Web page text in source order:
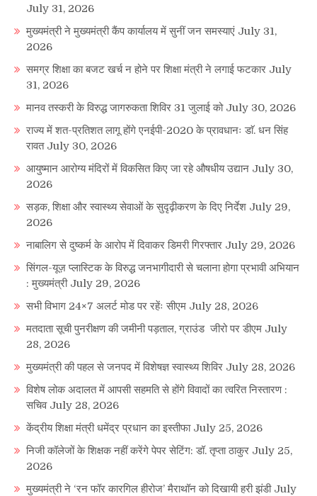
July 31, 2026
मुख्यमंत्री ने मुख्यमंत्री कैंप कार्यालय में सुनीं जन समस्याएं July 31,
2026
समग्र शिक्षा का बजट खर्च न होने पर शिक्षा मंत्री ने लगाई फटकार July
31, 2026
मानव तस्करी के विरुद्ध जागरुकता शिविर 31 जुलाई को July 30, 2026
राज्य में शत-प्रतिशत लागू होंगे एनईपी-2020 के प्रावधानः डाॅ. धन सिंह
रावत July 30, 2026
आयुष्मान आरोग्य मंदिरों में विकसित किए जा रहे औषधीय उद्यान July 30,
2026
सड़क, शिक्षा और स्वास्थ्य सेवाओं के सुदृढ़ीकरण के दिए निर्देश July 29,
2026
नाबालिग से दुष्कर्म के आरोप में दिवाकर डिमरी गिरफ्तार July 29, 2026
सिंगल-यूज़ प्लास्टिक के विरुद्ध जनभागीदारी से चलाना होगा प्रभावी अभियान
: मुख्यमंत्री July 29, 2026
सभी विभाग 24×7 अलर्ट मोड पर रहेंः सीएम July 28, 2026
मतदाता सूची पुनरीक्षण की जमीनी पड़ताल, ग्राउंड जीरो पर डीएम July
28, 2026
मुख्यमंत्री की पहल से जनपद में विशेषज्ञ स्वास्थ्य शिविर July 28, 2026
विशेष लोक अदालत में आपसी सहमति से होंगे विवादों का त्वरित निस्तारण :
सचिव July 28, 2026
केंद्रीय शिक्षा मंत्री धमेंद्र प्रधान का इस्तीफा July 25, 2026
निजी कॉलेजों के शिक्षक नहीं करेंगे पेपर सेटिंग: डॉ. तृप्ता ठाकुर July 25,
2026
मुख्यमंत्री ने ‘रन फॉर कारगिल हीरोज’ मैराथॉन को दिखायी हरी झंडी July